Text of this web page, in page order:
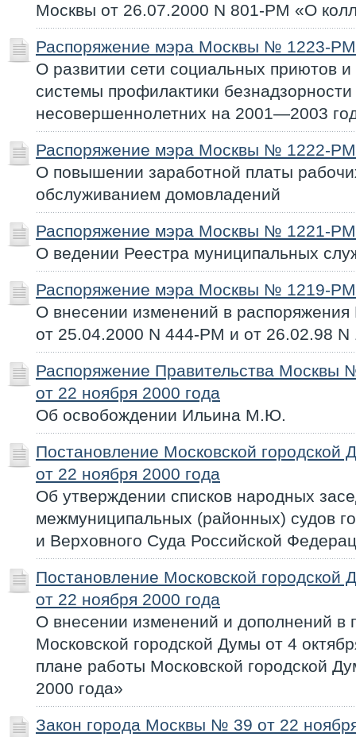
Москвы от 26.07.2000 N 801-РМ «О
Распоряжение мэра Москвы № 1223-РМ
О развитии сети социальных приютов
системы профилактики
несовершеннолетних на 2001—2003
Распоряжение мэра Москвы № 1222-РМ
О повышении заработной платы
обслуживанием домовладений
Распоряжение мэра Москвы № 1221-РМ
О ведении Реестра муниципальных
Распоряжение мэра Москвы № 1219-РМ
О внесении изменений в
от 25.04.2000 N 444-РМ и от 26.02.98
Распоряжение Правительства Москвы
от 22 ноября 2000 года
Об освобождении Ильина М.Ю.
Постановление Московской
от 22 ноября 2000 года
Об утверждении списков народных
межмуниципальных (районных) судов
и Верховного Суда Российской
Постановление Московской
от 22 ноября 2000 года
О внесении изменений и дополнений в
Московской городской Думы от 4
плане работы Московской городской
2000 года»
Закон города Москвы № 39 от 22